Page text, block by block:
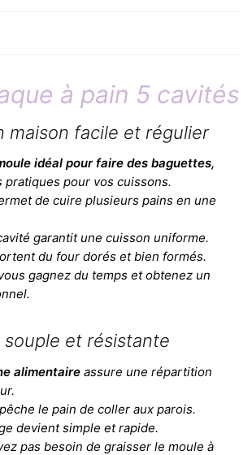
à pain 5 cavités
maison facile et régulier
idéal pour faire des baguettes,
pratiques pour vos cuissons.
de cuire plusieurs pains en une
garantit une cuisson uniforme.
du four dorés et bien formés.
gagnez du temps et obtenez un
et résistante
alimentaire assure une répartition
le pain de coller aux parois.
devient simple et rapide.
pas besoin de graisser le moule à